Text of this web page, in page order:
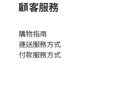
顧客服務
購物指南
運送服務方式
付款服務方式